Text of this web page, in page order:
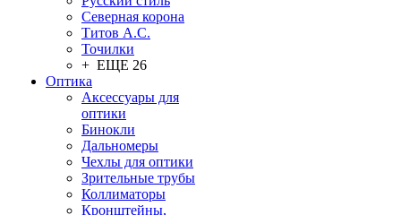
Северная корона
Титов А.С.
Точилки
+ ЕЩЕ 26
Оптика
Аксессуары для
оптики
Бинокли
Дальномеры
Чехлы для оптики
Зрительные трубы
Коллиматоры
Кронштейны,